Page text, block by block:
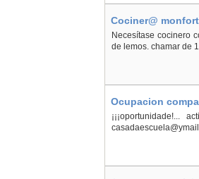
Cociner@
Necesítase cocinero
de lemos. chamar de
Ocupacion
¡¡¡oportunidade!...